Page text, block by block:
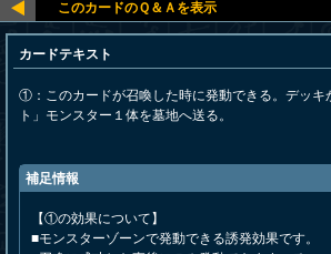
カードテキスト
①：このカードが召喚した時に発動できる。デッキ
ト」モンスター１体を墓地へ送る。
補足情報
【①の効果について】
■モンスターゾーンで発動できる誘発効果です。